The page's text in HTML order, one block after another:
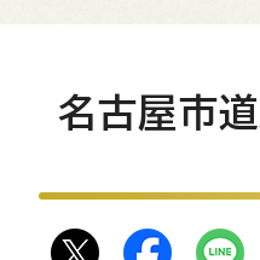
名古屋市